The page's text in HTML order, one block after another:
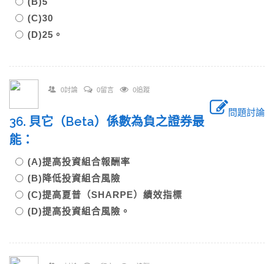
(C)30
(D)25。
0討論 0留言 0追蹤
問題討論
36. 貝它（Beta）係數為負之證券最
能：
(A)提高投資組合報酬率
(B)降低投資組合風險
(C)提高夏普（SHARPE）績效指標
(D)提高投資組合風險。